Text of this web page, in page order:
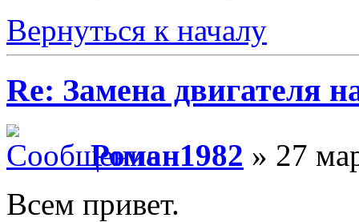
Вернуться к началу
Re: Замена двигателя
Роман1982 » 27
Всем привет.